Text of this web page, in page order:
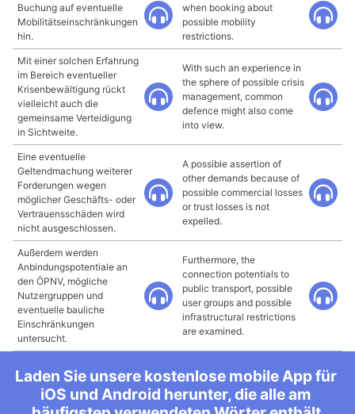
Buchung auf eventuelle
Mobilitätseinschränkungen
hin.
when booking about
possible mobility
restrictions.
Mit einer solchen Erfahrung
im Bereich eventueller
Krisenbewältigung rückt
vielleicht auch die
gemeinsame Verteidigung
in Sichtweite.
With such an experience in
the sphere of possible crisis
management, common
defence might also come
into view.
Eine eventuelle
Geltendmachung weiterer
Forderungen wegen
möglicher Geschäfts- oder
Vertrauensschäden wird
nicht ausgeschlossen.
A possible assertion of
other demands because of
possible commercial losses
or trust losses is not
expelled.
Außerdem werden
Anbindungspotentiale an
den ÖPNV, mögliche
Nutzergruppen und
eventuelle bauliche
Einschränkungen
untersucht.
Furthermore, the
connection potentials to
public transport, possible
user groups and possible
infrastructural restrictions
are examined.
Laden Sie unsere kostenlose mobile App für
iOS und Android herunter, die alle am